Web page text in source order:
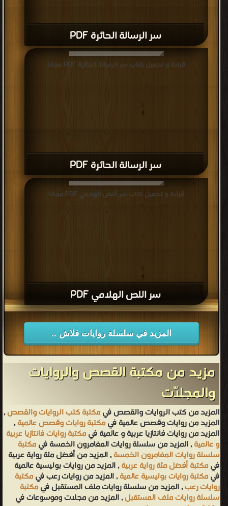
سر الرسالة الحائرة PDF
سر الرسالة الحائرة PDF
قراءة و تحميل كتاب سر الرسالة الحائرة PDF مجانا
سر اللص الهلامي PDF
قراءة و تحميل كتاب سر اللص الهلامي PDF مجانا
المزيد في سلسلة روايات فلاش ..
مزيد من مكتبة القصص والروايات
والمجلّات
المزيد من كتب الروايات والقصص فيمكتبة كتب الروايات والقصص,
المزيد من روايات وقصص عالمية فيمكتبة روايات وقصص عالمية,
المزيد من روايات فانتازيا عربية و عالمية فيمكتبة روايات فانتازيا عربية
و عالمية, المزيد من سلسلة روايات المغامرون الخمسة فيمكتبة
سلسلة روايات المغامرون الخمسة, المزيد من أفضل مئة رواية عربية
فيمكتبة أفضل مئة رواية عربية, المزيد من روايات بوليسية عالمية
فيمكتبة روايات بوليسية عالمية, المزيد من روايات رعب فيمكتبة
روايات رعب, المزيد من سلسلة روايات ملف المستقبل فيمكتبة
سلسلة روايات ملف المستقبل, المزيد من مجلات وموسوعات في